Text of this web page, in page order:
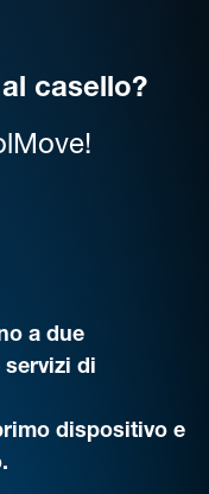
casello?
a due
di
dispositivo e